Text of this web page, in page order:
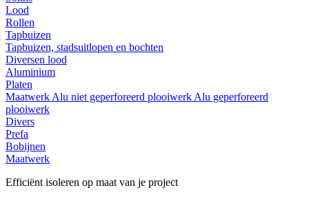
Lood
Rollen
Tapbuizen
Tapbuizen, stadsuitlopen en bochten
Diversen lood
Aluminium
Platen
Maatwerk Alu niet geperforeerd plooiwerk Alu geperforeerd
plooiwerk
Divers
Prefa
Bobijnen
Maatwerk
Efficiënt isoleren op maat van je project